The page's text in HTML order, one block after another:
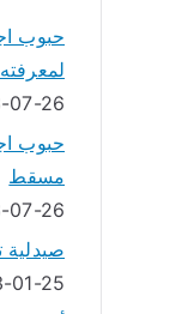
حبوب
07-26
حبوب
مسقط
07-26
صيدلية
01-25